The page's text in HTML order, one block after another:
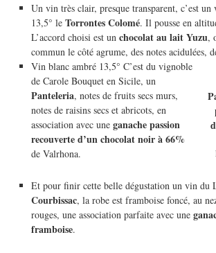
Un vin très clair, presque transparent, c’est
13,5° le Torrontes Colomé. Il pousse en
L’accord choisi est un chocolat au lait Yuzu,
commun le côté agrume, des notes acidulées,
Vin blanc ambré 13,5° C’est du vignoble
de Carole Bouquet en Sicile, un
Panteleria, notes de fruits secs murs,
notes de raisins secs et abricots, en
association avec une ganache passion
recouverte d’un chocolat noir à 66%
de Valrhona.
Et pour finir cette belle dégustation un vin du
Courbissac, la robe est framboise foncé, au
rouges, une association parfaite avec une
framboise.